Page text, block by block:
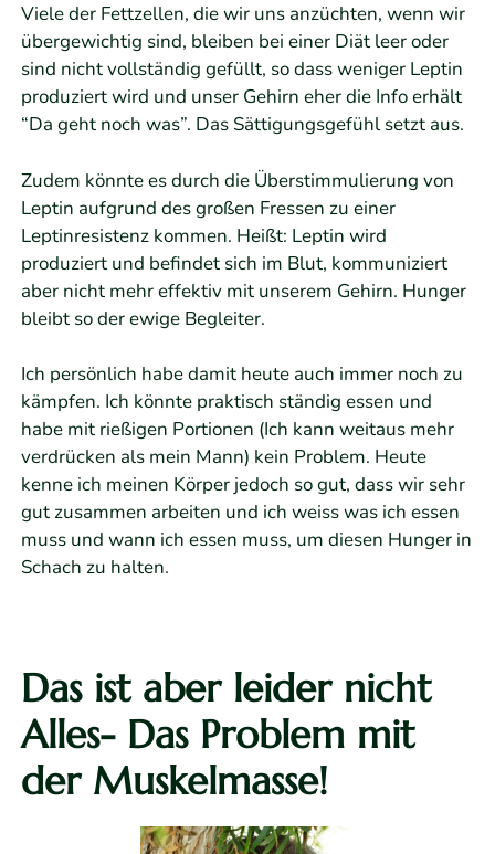
Viele der Fettzellen, die wir uns anzüchten, wenn wir
übergewichtig sind, bleiben bei einer Diät leer oder
sind nicht vollständig gefüllt, so dass weniger Leptin
produziert wird und unser Gehirn eher die Info erhält
“Da geht noch was”. Das Sättigungsgefühl setzt aus.
Zudem könnte es durch die Überstimmulierung von
Leptin aufgrund des großen Fressen zu einer
Leptinresistenz kommen. Heißt: Leptin wird
produziert und befindet sich im Blut, kommuniziert
aber nicht mehr effektiv mit unserem Gehirn. Hunger
bleibt so der ewige Begleiter.
Ich persönlich habe damit heute auch immer noch zu
kämpfen. Ich könnte praktisch ständig essen und
habe mit rießigen Portionen (Ich kann weitaus mehr
verdrücken als mein Mann) kein Problem. Heute
kenne ich meinen Körper jedoch so gut, dass wir sehr
gut zusammen arbeiten und ich weiss was ich essen
muss und wann ich essen muss, um diesen Hunger in
Schach zu halten.
Dasist aber leider nicht
Alles- Das Problem mit
der Muskelmasse!